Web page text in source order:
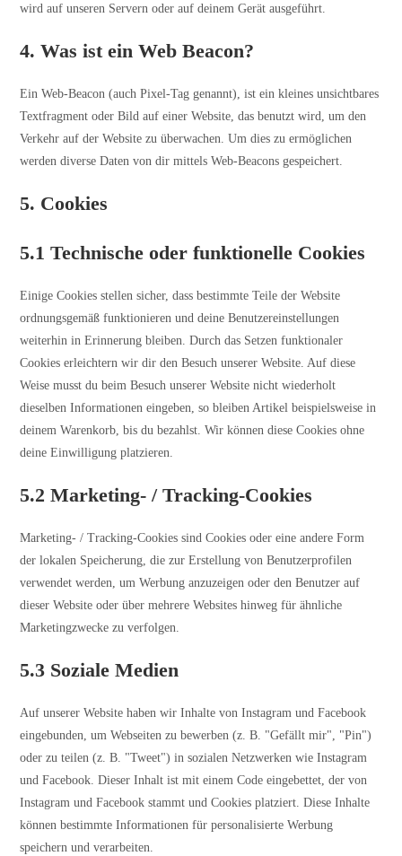
wird auf unseren Servern oder auf deinem Gerät ausgeführt.
4. Was ist ein Web Beacon?
Ein Web-Beacon (auch Pixel-Tag genannt), ist ein kleines unsichtbares
Textfragment oder Bild auf einer Website, das benutzt wird, um den
Verkehr auf der Website zu überwachen. Um dies zu ermöglichen
werden diverse Daten von dir mittels Web-Beacons gespeichert.
5. Cookies
5.1 Technische oder funktionelle Cookies
Einige Cookies stellen sicher, dass bestimmte Teile der Website
ordnungsgemäß funktionieren und deine Benutzereinstellungen
weiterhin in Erinnerung bleiben. Durch das Setzen funktionaler
Cookies erleichtern wir dir den Besuch unserer Website. Auf diese
Weise musst du beim Besuch unserer Website nicht wiederholt
dieselben Informationen eingeben, so bleiben Artikel beispielsweise in
deinem Warenkorb, bis du bezahlst. Wir können diese Cookies ohne
deine Einwilligung platzieren.
5.2 Marketing- / Tracking-Cookies
Marketing- / Tracking-Cookies sind Cookies oder eine andere Form
der lokalen Speicherung, die zur Erstellung von Benutzerprofilen
verwendet werden, um Werbung anzuzeigen oder den Benutzer auf
dieser Website oder über mehrere Websites hinweg für ähnliche
Marketingzwecke zu verfolgen.
5.3 Soziale Medien
Auf unserer Website haben wir Inhalte von Instagram und Facebook
eingebunden, um Webseiten zu bewerben (z. B. "Gefällt mir", "Pin")
oder zu teilen (z. B. "Tweet") in sozialen Netzwerken wie Instagram
und Facebook. Dieser Inhalt ist mit einem Code eingebettet, der von
Instagram und Facebook stammt und Cookies platziert. Diese Inhalte
können bestimmte Informationen für personalisierte Werbung
speichern und verarbeiten.